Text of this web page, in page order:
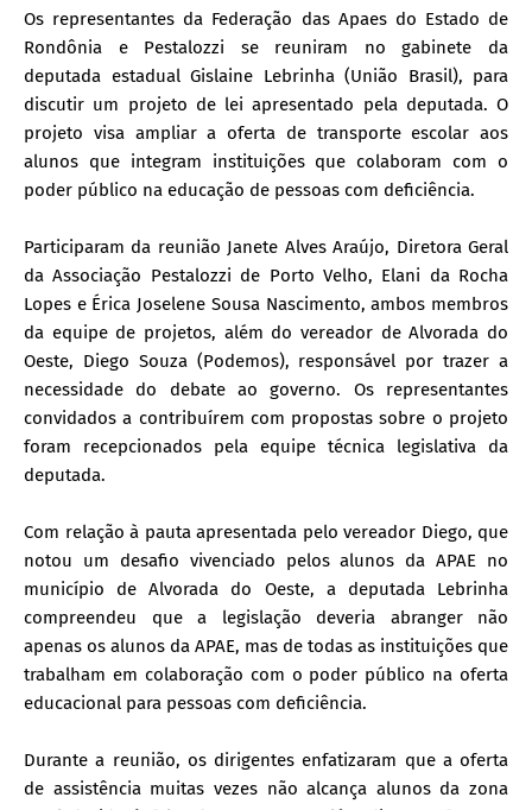
Os representantes da Federação das Apaes do Estado de
Rondônia e Pestalozzi se reuniram no gabinete da
deputada estadual Gislaine Lebrinha (União Brasil), para
discutir um projeto de lei apresentado pela deputada. O
projeto visa ampliar a oferta de transporte escolar aos
alunos que integram instituições que colaboram com o
poder público na educação de pessoas com deficiência.
Participaram da reunião Janete Alves Araújo, Diretora Geral
da Associação Pestalozzi de Porto Velho, Elani da Rocha
Lopes e Érica Joselene Sousa Nascimento, ambos membros
da equipe de projetos, além do vereador de Alvorada do
Oeste, Diego Souza (Podemos), responsável por trazer a
necessidade do debate ao governo. Os representantes
convidados a contribuírem com propostas sobre o projeto
foram recepcionados pela equipe técnica legislativa da
deputada.
Com relação à pauta apresentada pelo vereador Diego, que
notou um desafio vivenciado pelos alunos da APAE no
município de Alvorada do Oeste, a deputada Lebrinha
compreendeu que a legislação deveria abranger não
apenas os alunos da APAE, mas de todas as instituições que
trabalham em colaboração com o poder público na oferta
educacional para pessoas com deficiência.
Durante a reunião, os dirigentes enfatizaram que a oferta
de assistência muitas vezes não alcança alunos da zona